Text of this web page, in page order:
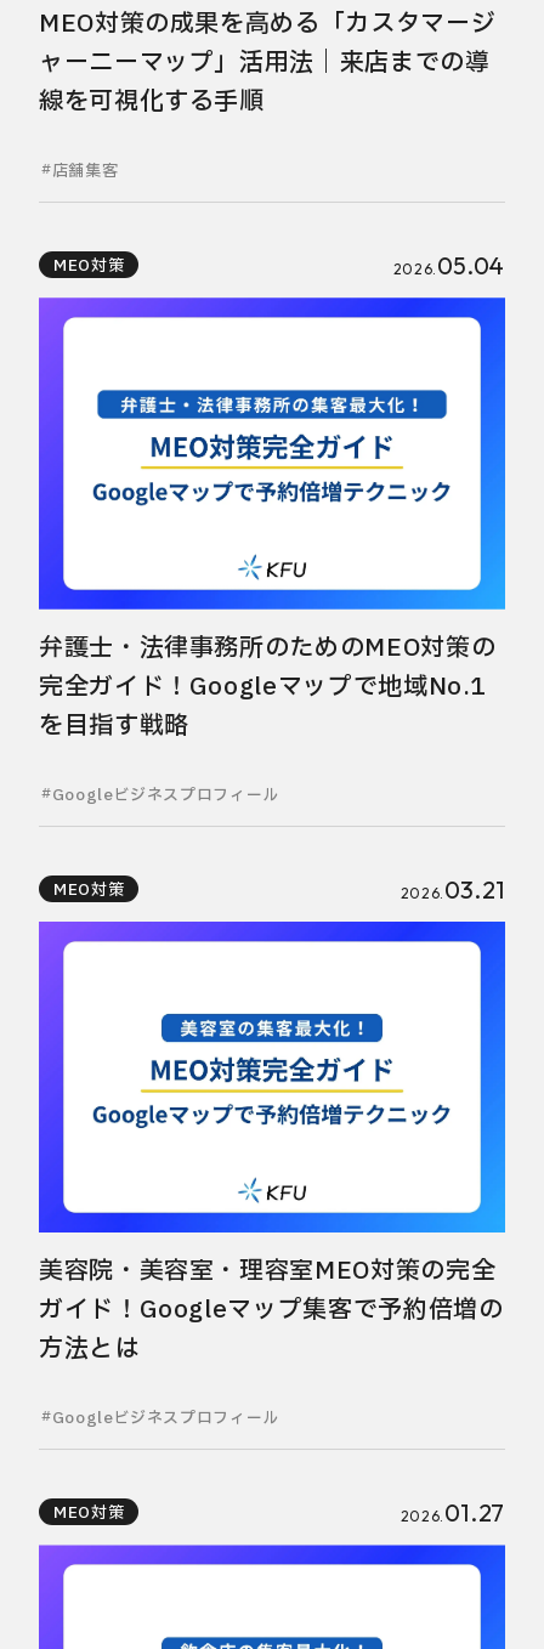
MEO対策の成果を高める「カスタマージ
ャーニーマップ」活用法｜来店までの導
線を可視化する手順
店舗集客
MEO対策 2026. 05.04
弁護士・法律事務所のためのMEO対策の
完全ガイド！Googleマップで地域No.1
を目指す戦略
Googleビジネスプロフィール
MEO対策 2026. 03.21
美容院・美容室・理容室MEO対策の完全
ガイド！Googleマップ集客で予約倍増の
方法とは
Googleビジネスプロフィール
MEO対策 2026. 01.27